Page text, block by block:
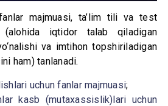
fanlar majmuasi, ta’lim tili va test
(alohida iqtidor talab qiladigan
va imtihon topshiriladigan
ham) tanlanadi.
uchun fanlar majmuasi;
kasb (mutaxassislik)lari uchun